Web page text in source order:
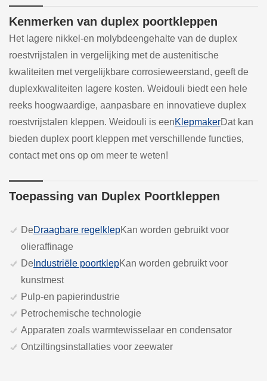
Kenmerken van duplex poortkleppen
Het lagere nikkel-en molybdeengehalte van de duplex
roestvrijstalen in vergelijking met de austenitische
kwaliteiten met vergelijkbare corrosieweerstand, geeft de
duplexkwaliteiten lagere kosten. Weidouli biedt een hele
reeks hoogwaardige, aanpasbare en innovatieve duplex
roestvrijstalen kleppen. Weidouli is eenKlepmakerDat kan
bieden duplex poort kleppen met verschillende functies,
contact met ons op om meer te weten!
Toepassing van Duplex Poortkleppen
DeDraagbare regelklepKan worden gebruikt voor
olieraffinage
De Industriële poortklepKan worden gebruikt voor
kunstmest
Pulp-en papierindustrie
Petrochemische technologie
Apparaten zoals warmtewisselaar en condensator
Ontziltingsinstallaties voor zeewater